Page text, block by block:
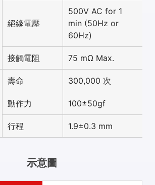
絕緣電壓
500V AC for 1
min (50Hz or
60Hz)
接觸電阻 75 mΩ Max.
壽命 300,000 次
動作力 100±50gf
行程 1.9±0.3 mm
示意圖